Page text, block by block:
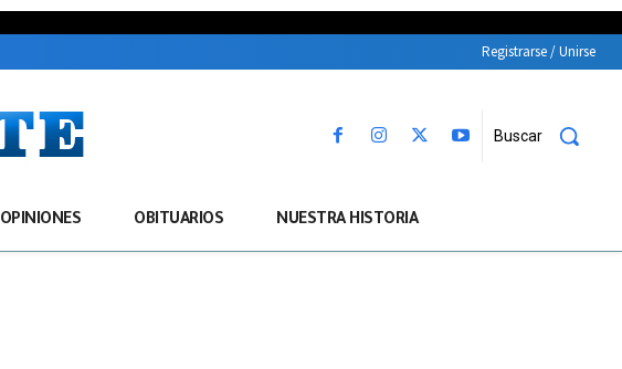
Registrarse / Unirse
Buscar
OPINIONES OBITUARIOS NUESTRA HISTORIA